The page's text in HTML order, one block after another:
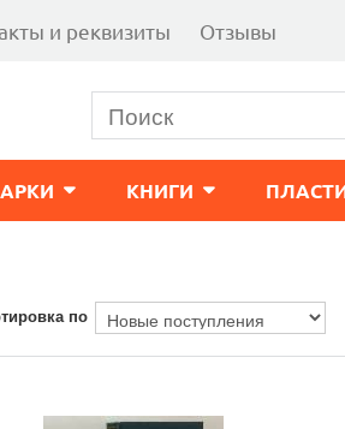
и реквизиты Отзывы
КНИГИ
по